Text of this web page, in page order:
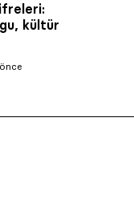
kültür